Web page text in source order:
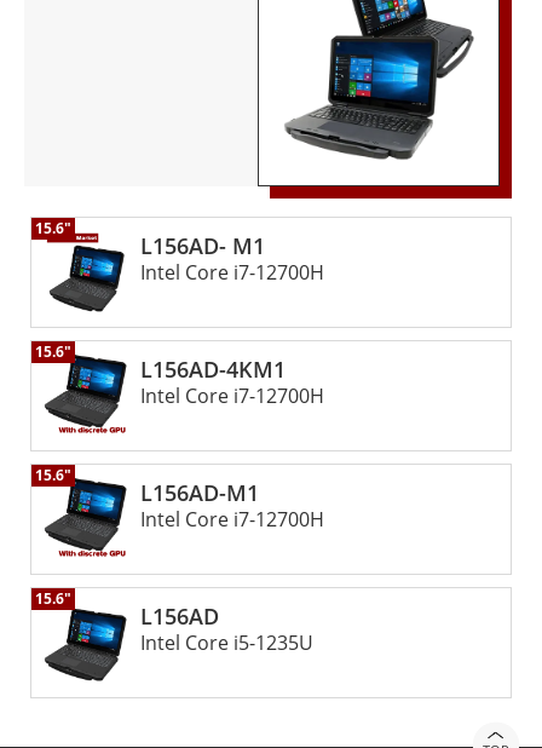
站方面的強大能力而聞名，可滿足從工程、設計到內容創作等
各個領域的需求。同樣，整合式英特爾高級顯示卡（例如英特
爾 A370M）可為需要頂級性能的工業環境帶來量身定制的優
勢。 融程提供堅固耐用的筆記型電腦系列，其移動性和危險防
護能力超越了典型計算機。融程善於傾聽，並致力於與我們的
客戶密切合作，以滿足他們對能夠處理現代應用程式、無論身
在何處都能實現連接、並且能夠持續長時間運行並在各種極端
的採用符合邊緣AI運算的趨勢，強大的GPU在本地處理大量資
料、提高關鍵應用程式的效率和響應能力方面發揮關鍵作用。
透過融程的堅固耐用的筆記型電腦，專業人士可以利用GPU加
現最佳效能和可靠性。
L156AD- M1
15.6"
Intel Core i7-12700H
L156AD-4KM1
15.6"
Intel Core i7-12700H
L156AD-M1
15.6"
Intel Core i7-12700H
L156AD
15.6"
Intel Core i5-1235U